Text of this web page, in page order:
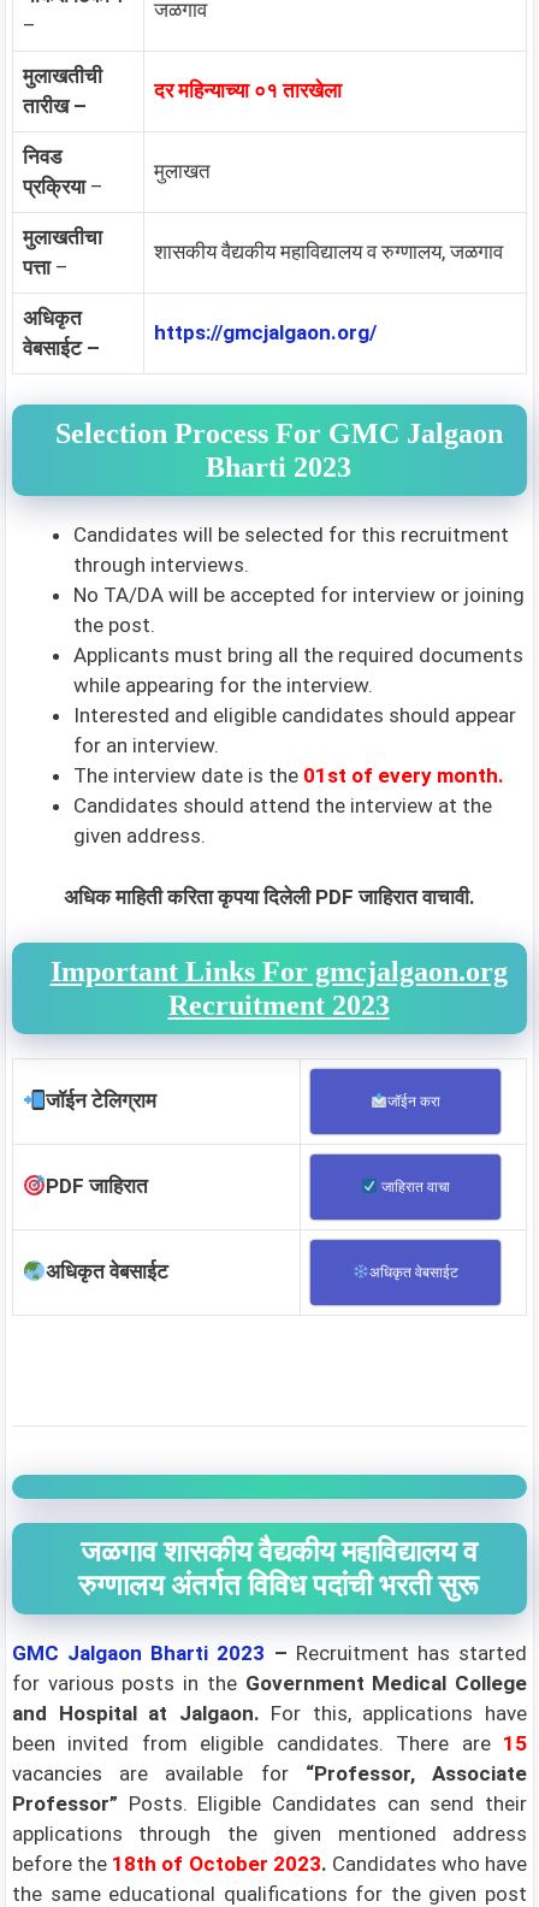
–
जळगाव
मुलाखतीची
तारीख –
दर महिन्याच्या ०१ तारखेला
निवड
प्रक्रिया–
मुलाखत
मुलाखतीचा
पत्ता–
शासकीय वैद्यकीय महाविद्यालय व रुग्णालय, जळगाव
अधिकृत
वेबसाईट –
https://gmcjalgaon.org/
Selection Process For GMC Jalgaon
Bharti 2023
Candidates will be selected for this recruitment
through interviews.
No TA/DA will be accepted for interview or joining
the post.
Applicants must bring all the required documents
while appearing for the interview.
Interested and eligible candidates should appear
for an interview.
The interview date is the 01st of every month.
Candidates should attend the interview at the
given address.
अधिक माहिती करिता कृपया दिलेली PDF जाहिरात वाचावी.
Important Links For gmcjalgaon.org
Recruitment 2023
जॉईन टेलिग्राम जॉईन करा
PDF जाहिरात जाहिरात वाचा
अधिकृत वेबसाईट अधिकृत वेबसाईट
जळगाव शासकीय वैद्यकीय महाविद्यालय व
रुग्णालय अंतर्गत विविध पदांची भरती सुरू
GMC Jalgaon Bharti 2023 – Recruitment has started
for various posts in the Government Medical College
and Hospital at Jalgaon. For this, applications have
been invited from eligible candidates. There are 15
vacancies are available for “Professor, Associate
Professor” Posts. Eligible Candidates can send their
applications through the given mentioned address
before the 18th of October 2023. Candidates who have
the same educational qualifications for the given post